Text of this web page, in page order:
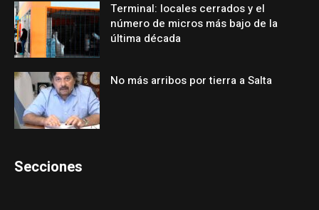
Terminal: locales cerrados y el
número de micros más bajo de la
última década
No más arribos por tierra a Salta
Secciones